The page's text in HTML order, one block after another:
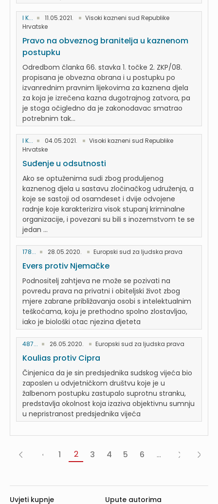
I K... 11.05.2021.
Visoki kazneni sud Republike
Hrvatske
Pravo na obveznog branitelja u kaznenom
postupku
Odredbom članka 66. stavka 1. točke 2. ZKP/08.
propisana je obvezna obrana i u postupku po
izvanrednim pravnim lijekovima za kaznena djela
za koja je izrečena kazna dugotrajnog zatvora, pa
je stoga očigledno da je zakonodavac smatrao
potrebnim tak...
I K... 04.05.2021.
Visoki kazneni sud Republike
Hrvatske
Suđenje u odsutnosti
Ako se optuženima sudi zbog produljenog
kaznenog djela u sastavu zločinačkog udruženja, a
koje se sastoji od osamdeset i dvije odvojene
radnje koje karakterizira visok stupanj kriminalne
organizacije, i povezani su bili s inozemstvom te se
jedan ...
178... 28.05.2020. Europski sud za ljudska prava
Evers protiv Njemačke
Podnositelj zahtjeva ne može se pozivati na
povredu prava na privatni i obiteljski život zbog
mjere zabrane približavanja osobi s intelektualnim
teškoćama, koju je prethodno spolno zlostavljao,
iako je biološki otac njezina djeteta
487... 26.05.2020. Europski sud za ljudska prava
Koulias protiv Cipra
Činjenica da je sin predsjednika sudskog vijeća bio
zaposlen u odvjetničkom društvu koje je u
žalbenom postupku zastupalo suprotnu stranku,
predstavlja okolnost koja izaziva objektivnu sumnju
u nepristranost predsjednika vijeća
1 2 3 4 5 6 ...
Sljedeća
Uvjeti kupnje Upute autorima